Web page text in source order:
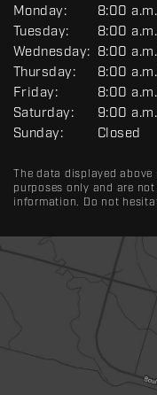
G
E
N
E
R
A
L
Monday:
8:00
Tuesday:
8:00
Wednesday: 8:00
Thursday:
8:00
Friday:
8:00
Saturday:
9:00
Sunday:
Closed
The data displayed
purposes only and are
information. Do not